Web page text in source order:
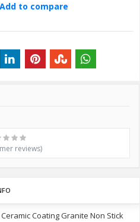
Add to compare
reviews)
Coating Granite Non Stick